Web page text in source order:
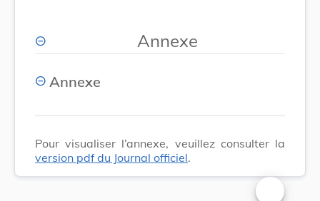
Annexe
Annexe
Pour visualiser l’annexe, veuillez consulter la
version pdf du Journal officiel.